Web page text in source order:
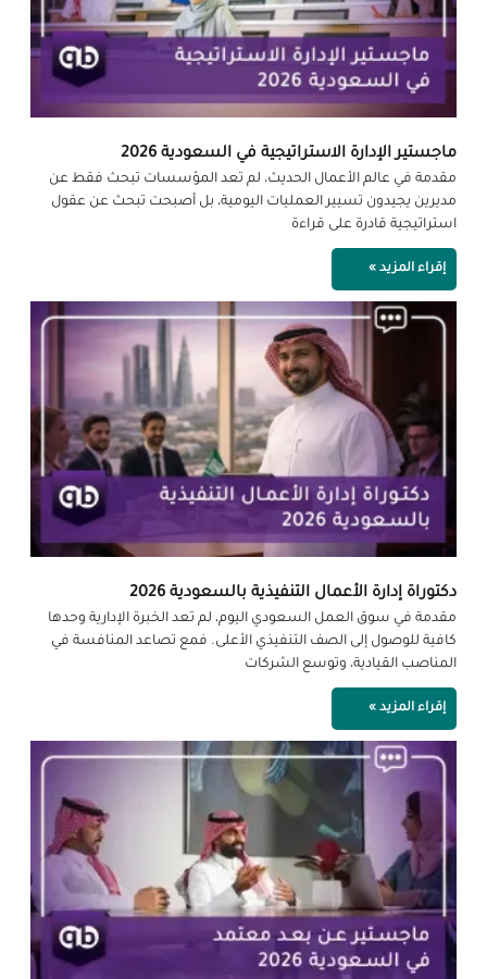
ماجستير الإدارة الاستراتيجية في السعودية 2026
مقدمة في عالم الأعمال الحديث، لم تعد المؤسسات تبحث فقط عن
مديرين يجيدون تسيير العمليات اليومية، بل أصبحت تبحث عن عقول
استراتيجية قادرة على قراءة
إقراء المزيد »
دكتوراة إدارة الأعمال التنفيذية بالسعودية 2026
مقدمة في سوق العمل السعودي اليوم، لم تعد الخبرة الإدارية وحدها
كافية للوصول إلى الصف التنفيذي الأعلى. فمع تصاعد المنافسة في
المناصب القيادية، وتوسع الشركات
إقراء المزيد »